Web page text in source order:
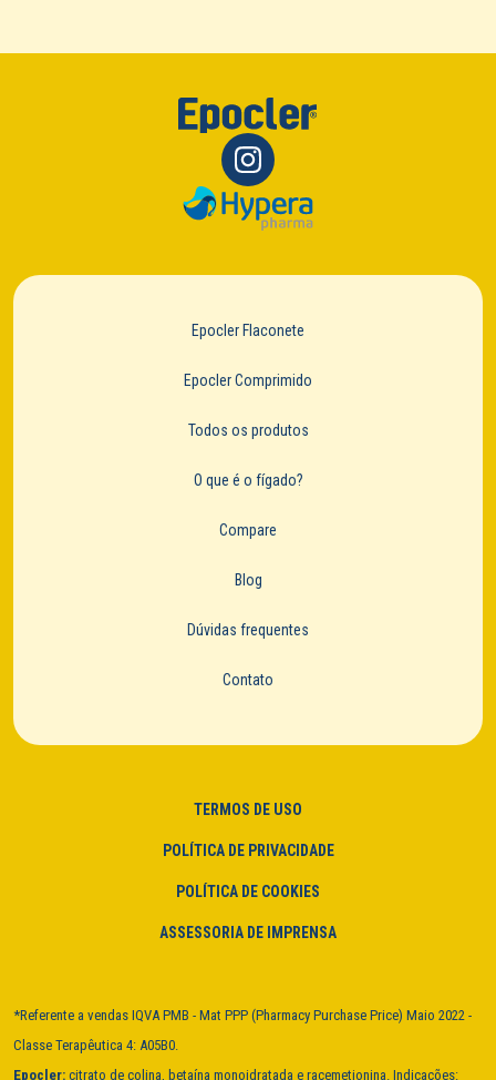
Epocler Flaconete
Epocler Comprimido
Todos os produtos
O que é o fígado?
Compare
Blog
Dúvidas frequentes
Contato
TERMOS DE USO
POLÍTICA DE PRIVACIDADE
POLÍTICA DE COOKIES
ASSESSORIA DE IMPRENSA
*Referente a vendas IQVA PMB - Mat PPP (Pharmacy Purchase Price) Maio 2022 -
Classe Terapêutica 4: A05B0.
Epocler: citrato de colina, betaína monoidratada e racemetionina. Indicações: